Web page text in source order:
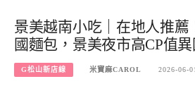
景美越南小吃｜在地人推薦
國麵包，景美夜市高CP值
G松山新店線 米寶麻CAROL 2026-06-01